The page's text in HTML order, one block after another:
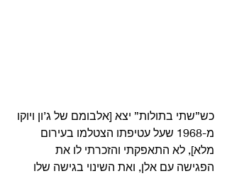
כש”שתי בתולות” יצא [אלבומם של ג’ון ויוקו
מ-1968 שעל עטיפתו הצטלמו בעירום
מלא], לא התאפקתי והזכרתי לו את
הפגישה עם אלן, ואת השינוי בגישה שלו